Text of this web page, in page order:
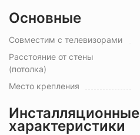
Основные
Совместим с телевизорами
Расстояние от стены
(потолка)
Место крепления
Инсталляционные
характеристики